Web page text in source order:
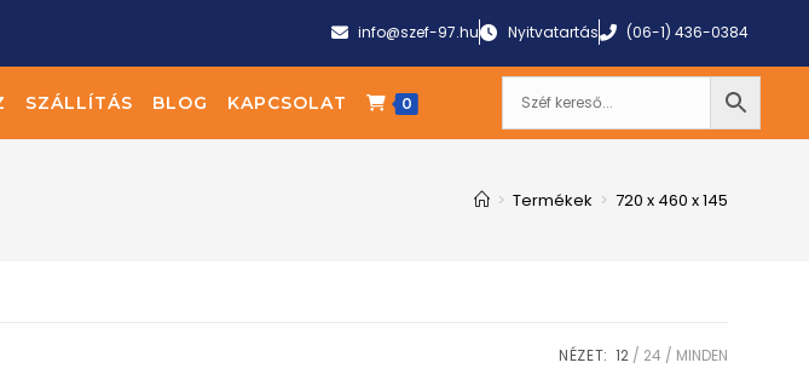
info@szef-97.hu Nyitvatartás (06-1) 436-0384
SZÁLLÍTÁS BLOG KAPCSOLAT 0
> Termékek > 720 x 460 x 145
NÉZET: 12 24 MINDEN